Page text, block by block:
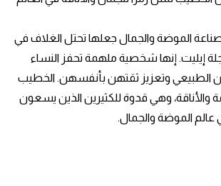
صناعة الموضة والجمال جعلها تحتل الغلاف في
111 من مجلة إيليت. إنها شخصية ملهمة تحفز النساء
الطبيعي وتعزيز ثقتهن بأنفسهن. الخطيب
والأناقة، وهي قدوة للكثيرين الذين يسعون
الموضة والجمال.